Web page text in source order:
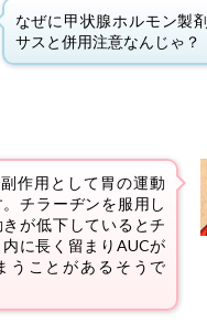
なぜに甲状腺ホルモン製
サスと併用注意なんじゃ？
作用として胃の運動
チラーヂンを服用し
が低下しているとチ
に長く留まりAUCが
うことがあるそうで